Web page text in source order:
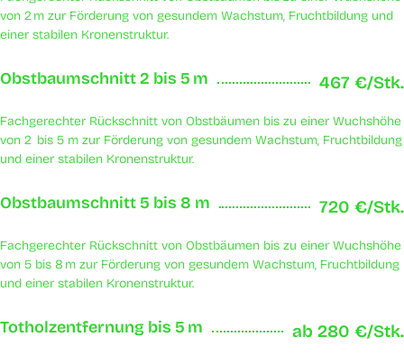
von 2 m zur Förderung von gesundem Wachstum, Fruchtbildung und
einer stabilen Kronenstruktur.
Obstbaumschnitt 2 bis 5 m 467 €/Stk.
Fachgerechter Rückschnitt von Obstbäumen bis zu einer Wuchshöhe
von 2 bis 5 m zur Förderung von gesundem Wachstum, Fruchtbildung
und einer stabilen Kronenstruktur.
Obstbaumschnitt 5 bis 8 m 720 €/Stk.
Fachgerechter Rückschnitt von Obstbäumen bis zu einer Wuchshöhe
von 5 bis 8 m zur Förderung von gesundem Wachstum, Fruchtbildung
und einer stabilen Kronenstruktur.
Totholzentfernung bis 5 m ab 280 €/Stk.